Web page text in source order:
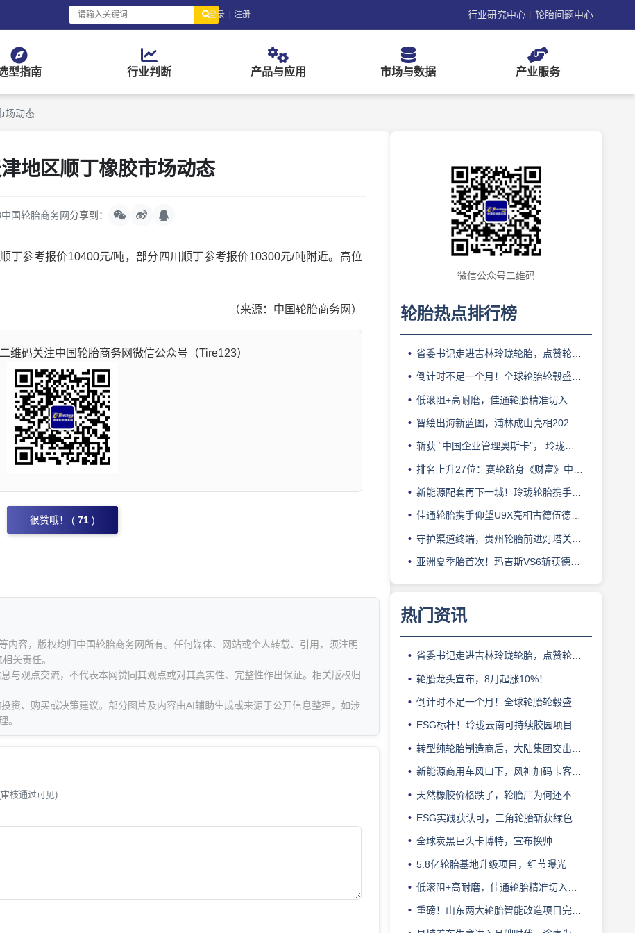
登录 | 注册 行业研究中心 | 轮胎问题中心 |
型指南 行业判断 产品与应用 市场与数据 产业服务
场动态
地区顺丁橡胶市场动态
中国轮胎商务网分享到：
参考报价10400元/吨，部分四川顺丁参考报价10300元/吨附近。高位
（来源：中国轮胎商务网）
维码关注中国轮胎商务网微信公众号（Tire123）
很赞哦！ ( 71 )
内容，版权均归中国轮胎商务网所有。任何媒体、网站或个人转载、引用，须注明
关责任。
与观点交流，不代表本网赞同其观点或对其真实性、完整性作出保证。相关版权归
资、购买或决策建议。部分图片及内容由AI辅助生成或来源于公开信息整理，如涉
。
核通过可见)
微信公众号二维码
轮胎热点排行榜
省委书记走进吉林玲珑轮胎，点赞轮胎智造标杆
倒计时不足一个月！全球轮胎轮毂盛会即将登陆上海！
低滚阻+高耐磨，佳通轮胎精准切入新能源轻卡赛道
智绘出海新蓝图，浦林成山亮相2026泰中合作博览会
斩获 “中国企业管理奥斯卡”， 玲珑轮胎蝉联 BMC 大奖
排名上升27位：赛轮跻身《财富》中国500强背后的增长逻辑
新能源配套再下一城！玲珑轮胎携手小鹏L03全球上市
佳通轮胎携手仰望U9X亮相古德伍德，以轮胎科技挑战性能边界
守护渠道终端，贵州轮胎前进灯塔关爱基金驰援长春受灾门店
亚洲夏季胎首次！玛吉斯VS6斩获德国TÜV SÜD高阶认证
热门资讯
省委书记走进吉林玲珑轮胎，点赞轮胎智造标杆
轮胎龙头宣布，8月起涨10%！
倒计时不足一个月！全球轮胎轮毂盛会即将登陆上海！
ESG标杆！玲珑云南可持续胶园项目获评最佳实践
转型纯轮胎制造商后，大陆集团交出亮眼业绩
新能源商用车风口下，风神加码卡客车胎产能
天然橡胶价格跌了，轮胎厂为何还不敢“松口气”？
ESG实践获认可，三角轮胎斩获绿色发展典范企业奖
全球炭黑巨头卡博特，宣布换帅
5.8亿轮胎基地升级项目，细节曝光
低滚阻+高耐磨，佳通轮胎精准切入新能源轻卡赛道
重磅！山东两大轮胎智能改造项目完成备案